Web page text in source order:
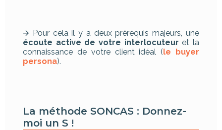
🡪 Pour cela il y a deux prérequis majeurs, une
écoute active de votre interlocuteur et la
connaissance de votre client idéal (le buyer
persona).
La méthode SONCAS : Donnez-
moi un S !